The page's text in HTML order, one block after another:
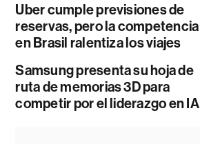
Uber cumple previsiones de
reservas, pero la competencia
en Brasil ralentiza los viajes
Samsung presenta su hoja de
ruta de memorias 3D para
competir por el liderazgo en IA